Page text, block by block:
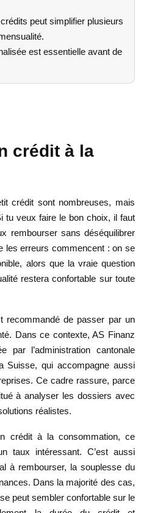
peut simplifier plusieurs
est essentielle avant de
crédit à la
crédit sont nombreuses, mais
tu veux faire le bon choix, il faut
rembourser sans déséquilibrer
les erreurs commencent : on se
alors que la vraie question
restera confortable sur toute
recommandé de passer par un
Dans ce contexte, AS Finanz
par l’administration cantonale
Suisse, qui accompagne aussi
Ce cadre rassure, parce
à analyser les dossiers avec
réalistes.
crédit à la consommation, ce
taux intéressant. C’est aussi
à rembourser, la souplesse du
Dans la majorité des cas,
peut sembler confortable sur le